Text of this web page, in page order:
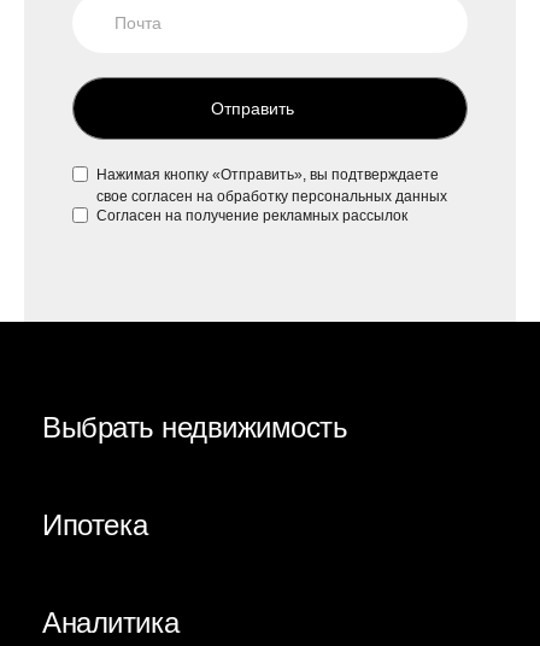
Отправить
Нажимая кнопку «Отправить», вы подтверждаете
свое согласен на обработку персональных данных
Согласен на получение рекламных рассылок
Выбрать недвижимость
Ипотека
Аналитика